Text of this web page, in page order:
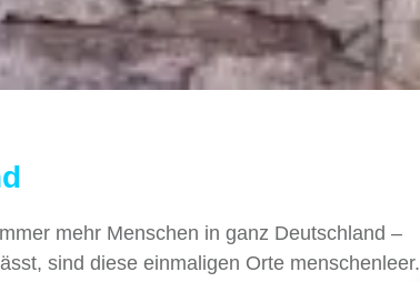
mehr Menschen in ganz Deutschland –
sind diese einmaligen Orte menschenleer.